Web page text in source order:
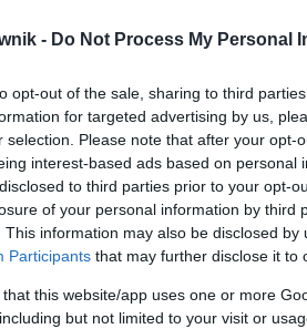
- Do Not Process My Personal
opt-out of the sale, sharing to third
for targeted advertising by us,
selection. Please note that after your opt-
interest-based ads based on personal
to third parties prior to your opt-
of your personal information by third
This information may also be disclosed
Participants that may further disclose it to
that this website/app uses one or more
but not limited to your visit or
zupełnie wyjątkowe w
homonimów.
badań wieloznaczności leksemów w ujęciu